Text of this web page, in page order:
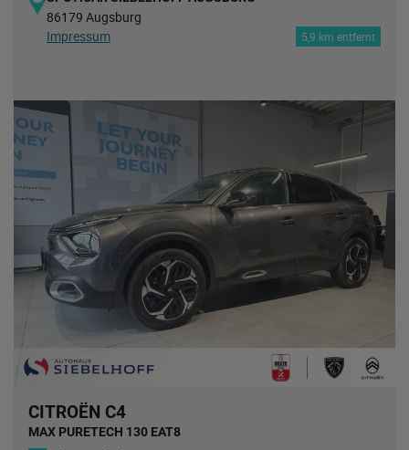
86179 Augsburg
Impressum
5,9 km entfernt
CITROËN C4
MAX PURETECH 130 EAT8